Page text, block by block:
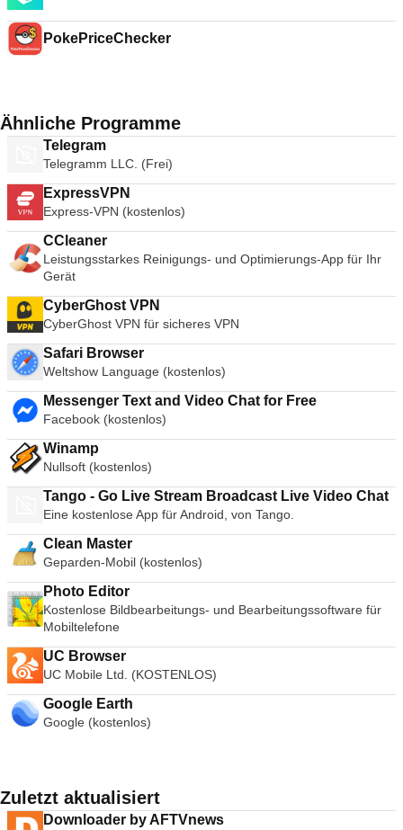
PokePriceChecker
Ähnliche Programme
Telegram
Telegramm LLC. (Frei)
ExpressVPN
Express-VPN (kostenlos)
CCleaner
Leistungsstarkes Reinigungs- und Optimierungs-App für Ihr
Gerät
CyberGhost VPN
CyberGhost VPN für sicheres VPN
Safari Browser
Weltshow Language (kostenlos)
Messenger Text and Video Chat for Free
Facebook (kostenlos)
Winamp
Nullsoft (kostenlos)
Tango - Go Live Stream Broadcast Live Video Chat
Eine kostenlose App für Android, von Tango.
Clean Master
Geparden-Mobil (kostenlos)
Photo Editor
Kostenlose Bildbearbeitungs- und Bearbeitungssoftware für
Mobiltelefone
UC Browser
UC Mobile Ltd. (KOSTENLOS)
Google Earth
Google (kostenlos)
Zuletzt aktualisiert
Downloader by AFTVnews